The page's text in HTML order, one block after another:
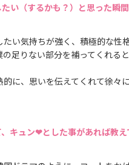
い（するかも？）と思った瞬
い気持ちが強く、積極的な性
の足りない部分を補ってくれる
的に、思いを伝えてくれて徐々
キュン❤とした事があれば教え